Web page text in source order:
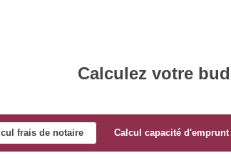
Calculez votre
frais de notaire Calcul capacité d'emprunt